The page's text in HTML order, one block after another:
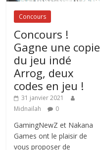
Concours
Concours !
Gagne une copie
du jeu indé
Arrog, deux
codes en jeu !
31 janvier 2021
Midnailah
0
GamingNewZ et Nakana
Games ont le plaisir de
vous proposer de